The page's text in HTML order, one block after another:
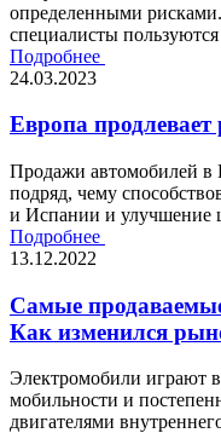
определенными
специалисты пользуются
Подробнее
24.03.2023
Европа
Продажи автомобилей в
подряд, чему
и Испании и улучшение
Подробнее
13.12.2022
Самые
Как изменился
Электромобили играют
мобильности и
двигателями